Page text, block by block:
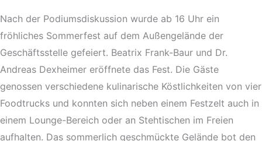
Nach der Podiumsdiskussion wurde ab 16 Uhr ein
fröhliches Sommerfest auf dem Außengelände der
Geschäftsstelle gefeiert. Beatrix Frank-Baur und Dr.
Andreas Dexheimer eröffnete das Fest. Die Gäste
genossen verschiedene kulinarische Köstlichkeiten von vier
Foodtrucks und konnten sich neben einem Festzelt auch in
einem Lounge-Bereich oder an Stehtischen im Freien
aufhalten. Das sommerlich geschmückte Gelände bot den